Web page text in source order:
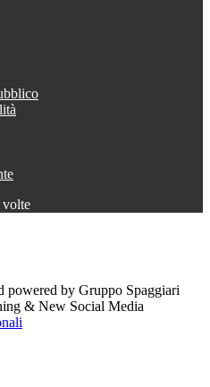
volte
powered by Gruppo Spaggiari
& New Social Media